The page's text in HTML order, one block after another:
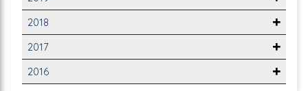
2018
2017
2016